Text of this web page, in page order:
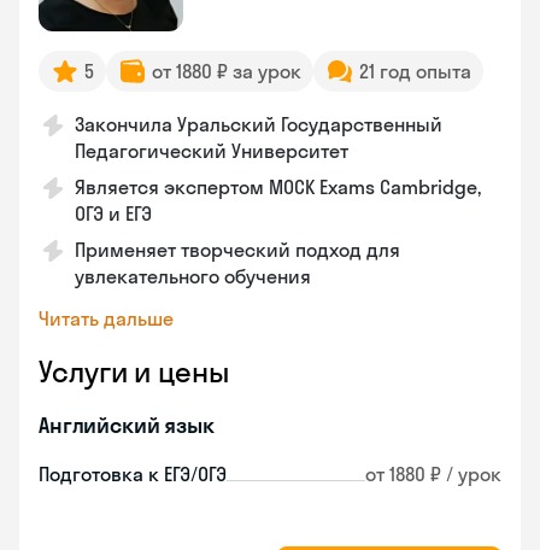
5 от 1880 ₽ за урок 21 год опыта
Закончила Уральский Государственный
Педагогический Университет
Является экспертом MOCK Exams Cambridge,
ОГЭ и ЕГЭ
Применяет творческий подход для
увлекательного обучения
Читать дальше
Услуги и цены
Английский язык
Подготовка к ЕГЭ/ОГЭ от 1880 ₽ / урок